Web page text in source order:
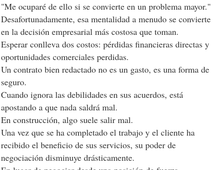
"Me ocuparé de ello si se convierte en un problema mayor."
Desafortunadamente, esa mentalidad a menudo se convierte
en la decisión empresarial más costosa que toman.
Esperar conlleva dos costos: pérdidas financieras directas y
oportunidades comerciales perdidas.
Un contrato bien redactado no es un gasto, es una forma de
seguro.
Cuando ignora las debilidades en sus acuerdos, está
apostando a que nada saldrá mal.
En construcción, algo suele salir mal.
Una vez que se ha completado el trabajo y el cliente ha
recibido el beneficio de sus servicios, su poder de
negociación disminuye drásticamente.
Consentimiento a las
cookies
Las cookies son pequeños archivos de datos